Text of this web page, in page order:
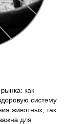
как
систему
животных, так
для